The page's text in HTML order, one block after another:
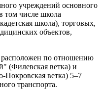
учреждений основного
том числе школа
школа), торговых,
объектов,
по отношению
(Филевская ветка) и
Покровская ветка) 5–7
транспорта.